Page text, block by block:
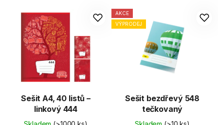
Sešit A4, 40 listů –
linkový 444
AKCE
VÝPRODEJ
Sešit bezdřevý 548
tečkovaný